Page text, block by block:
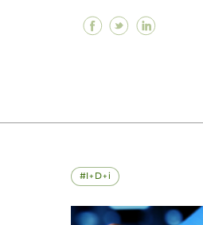
o cómo interpretar los
o cómo interpretar los
Facebook
Twitter
I+D+i
negocios